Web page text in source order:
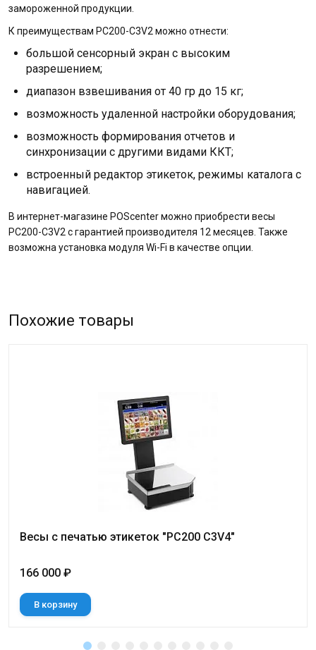
замороженной продукции.
К преимуществам PC200-C3V2 можно отнести:
большой сенсорный экран с высоким
разрешением;
диапазон взвешивания от 40 гр до 15 кг;
возможность удаленной настройки оборудования;
возможность формирования отчетов и
синхронизации с другими видами ККТ;
встроенный редактор этикеток, режимы каталога с
навигацией.
В интернет-магазине POScenter можно приобрести весы
PC200-C3V2 с гарантией производителя 12 месяцев. Также
возможна установка модуля Wi-Fi в качестве опции.
Похожие товары
Весы с печатью этикеток "PC200 C3V4"
166 000 ₽
В корзину